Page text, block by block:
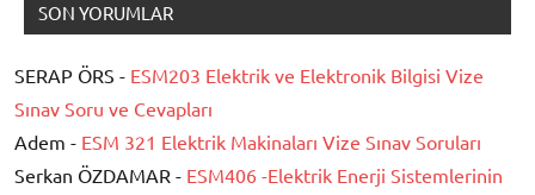
SON YORUMLAR
SERAP ÖRS - ESM203 Elektrik ve Elektronik Bilgisi Vize
Sınav Soru ve Cevapları
Adem - ESM 321 Elektrik Makinaları Vize Sınav Soruları
Serkan ÖZDAMAR - ESM406 -Elektrik Enerji Sistemlerinin